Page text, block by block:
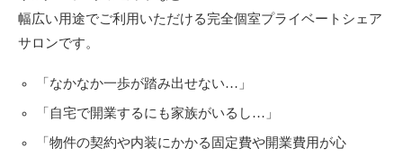
幅広い用途でご利用いただける完全個室プライベートシェア
サロンです。
「なかなか一歩が踏み出せない…」
「自宅で開業するにも家族がいるし…」
「物件の契約や内装にかかる固定費や開業費用が心